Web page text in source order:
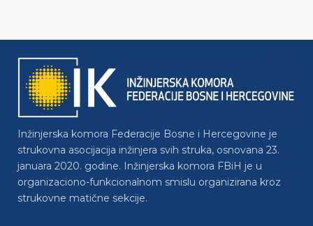
Inžinjerska komora Federacije Bosne i Hercegovine je
strukovna asocijacija inžinjera svih struka, osnovana 23.
januara 2020. godine. Inžinjerska komora FBiH je u
organizaciono-funkcionalnom smislu organizirana kroz
strukovne matične sekcije.